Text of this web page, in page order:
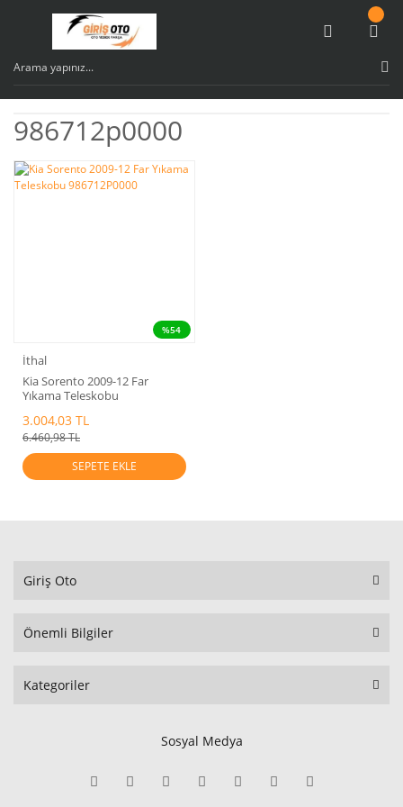
986712p0000
%54
İthal
Kia Sorento 2009-12 Far
Yıkama Teleskobu
3.004,03 TL
6.460,98 TL
SEPETE EKLE
Giriş Oto
Önemli Bilgiler
Kategoriler
Sosyal Medya